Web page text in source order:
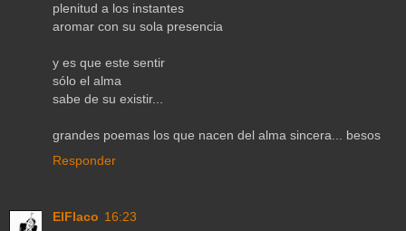
plenitud a los instantes
aromar con su sola presencia
y es que este sentir
sólo el alma
sabe de su existir...
grandes poemas los que nacen del alma sincera... besos
Responder
ElFlaco 16:23